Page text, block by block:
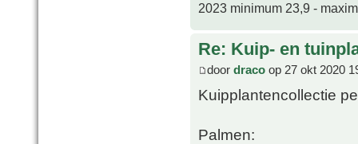
2023 minimum 23,9 -
Re: Kuip- en
door draco op 27 okt 2020
Kuipplantencollectie
Palmen: